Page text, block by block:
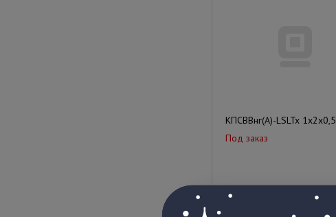
КПСВВнг(А)-LSLTx 1х2х0,5
Под заказ
Цена по запросу